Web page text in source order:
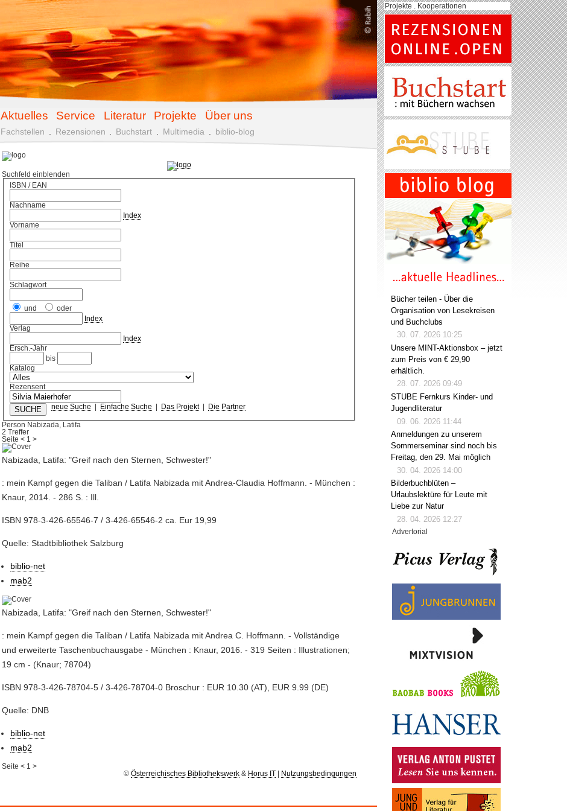
Aktuelles Service Literatur Projekte Über uns
Fachstellen Rezensionen Buchstart Multimedia biblio-blog
Suchfeld einblenden
ISBN / EAN
Nachname
Index
Vorname
Titel
Reihe
Schlagwort
und
oder
Index
Verlag
Index
Ersch.-Jahr
bis
Katalog
Rezensent
neue Suche Einfache Suche Das Projekt| Die Partner
Person Nabizada, Latifa
2 Treffer
Seite< 1 >
Nabizada, Latifa: "Greif nach den Sternen, Schwester!"
: mein Kampf gegen die Taliban / Latifa Nabizada mit Andrea-Claudia Hoffmann. - München :
Knaur, 2014. - 286 S. : Ill.
ISBN 978-3-426-65546-7 / 3-426-65546-2 ca. Eur 19,99
Quelle: Stadtbibliothek Salzburg
biblio-net
mab2
Nabizada, Latifa: "Greif nach den Sternen, Schwester!"
: mein Kampf gegen die Taliban / Latifa Nabizada mit Andrea C. Hoffmann. - Vollständige
und erweiterte Taschenbuchausgabe - München : Knaur, 2016. - 319 Seiten : Illustrationen;
19 cm - (Knaur; 78704)
ISBN 978-3-426-78704-5 / 3-426-78704-0 Broschur : EUR 10.30 (AT), EUR 9.99 (DE)
Quelle: DNB
biblio-net
mab2
Seite< 1 >
© Österreichisches Bibliothekswerk& Horus IT Nutzungsbedingungen
Projekte . Kooperationen
Bücher teilen - Über die
Organisation von Lesekreisen
und Buchclubs
30. 07. 2026 10:25
Unsere MINT-Aktionsbox – jetzt
zum Preis von € 29,90
erhältlich.
28. 07. 2026 09:49
STUBE Fernkurs Kinder- und
Jugendliteratur
09. 06. 2026 11:44
Anmeldungen zu unserem
Sommerseminar sind noch bis
Freitag, den 29. Mai möglich
30. 04. 2026 14:00
Bilderbuchblüten –
Urlaubslektüre für Leute mit
Liebe zur Natur
28. 04. 2026 12:27
Advertorial